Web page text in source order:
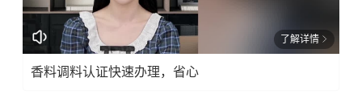
了解详情
香料调料认证快速办理，省心